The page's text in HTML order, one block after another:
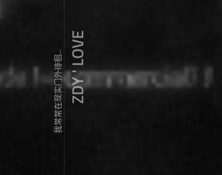
我常常在现实门外徘徊...ZDY ' LOVE